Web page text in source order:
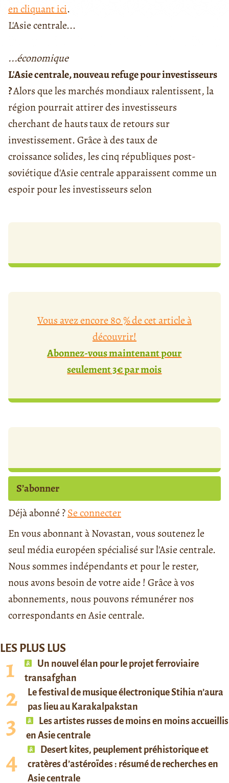
en cliquant ici.
L'Asie centrale...
...économique
L'Asie centrale, nouveau refuge pour investisseurs
?Alors que les marchés mondiaux ralentissent, la
région pourrait attirer des investisseurs
cherchant de hautstaux de retours sur
investissement. Grâce à des taux de
croissance solides, les cinq républiques post-
soviétique d'Asie centrale apparaissent comme un
espoir pour les investisseurs selon
Vous avez encore 80 % de cet article à
découvrir!
Abonnez-vous maintenant pour
seulement 3€ par mois
S’abonner
Déjà abonné ?Se connecter
En vous abonnant à Novastan, vous soutenez le
seul média européen spécialisé sur l'Asie centrale.
Nous sommes indépendants et pour le rester,
nous avons besoin de votre aide ! Grâce à vos
abonnements, nous pouvons rémunérer nos
correspondants en Asie centrale.
LES PLUS LUS
Un nouvel élan pour le projet ferroviaire
transafghan
Le festival de musique électronique Stihia n’aura
pas lieu au Karakalpakstan
Les artistes russes de moins en moins accueillis
en Asie centrale
Desert kites, peuplement préhistorique et
cratères d’astéroïdes : résumé de recherches en
Asie centrale